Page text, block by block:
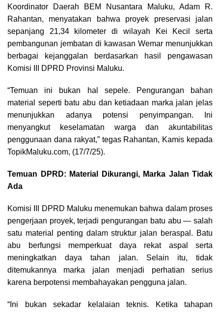
Koordinator Daerah BEM Nusantara Maluku, Adam R.
Rahantan, menyatakan bahwa proyek preservasi jalan
sepanjang 21,34 kilometer di wilayah Kei Kecil serta
pembangunan jembatan di kawasan Wemar menunjukkan
berbagai kejanggalan berdasarkan hasil pengawasan
Komisi III DPRD Provinsi Maluku.
“Temuan ini bukan hal sepele. Pengurangan bahan
material seperti batu abu dan ketiadaan marka jalan jelas
menunjukkan adanya potensi penyimpangan. Ini
menyangkut keselamatan warga dan akuntabilitas
penggunaan dana rakyat,” tegas Rahantan, Kamis kepada
TopikMaluku.com, (17/7/25).
Temuan DPRD: Material Dikurangi, Marka Jalan Tidak
Ada
Komisi III DPRD Maluku menemukan bahwa dalam proses
pengerjaan proyek, terjadi pengurangan batu abu — salah
satu material penting dalam struktur jalan beraspal. Batu
abu berfungsi memperkuat daya rekat aspal serta
meningkatkan daya tahan jalan. Selain itu, tidak
ditemukannya marka jalan menjadi perhatian serius
karena berpotensi membahayakan pengguna jalan.
“Ini bukan sekadar kelalaian teknis. Ketika tahapan